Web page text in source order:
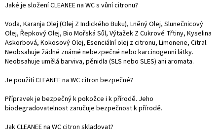
Jaké je složení CLEANEE na WC s vůní citronu?
Voda, Karanja Olej (Olej Z Indického Buku), Lněný Olej, Slunečnicový
Olej, Řepkový Olej, Bio Mořská Sůl, Výtažek Z Cukrové Třtiny, Kyselina
Askorbová, Kokosový Olej, Esenciální olej z citronu, Limonene, Citral.
Neobsahuje žádné známé nebezpečné nebo karcinogenní látky.
Neobsahuje umělá barviva, pěnidla (SLS nebo SLES) ani aromata.
Je použití CLEANEE na WC citron bezpečné?
Přípravek je bezpečný k pokožce i k přírodě. Jeho
biodegradovatelnost zaručuje bezpečnost k přírodě.
Jak CLEANEE na WC citron skladovat?